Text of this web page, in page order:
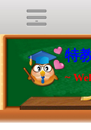
特
~